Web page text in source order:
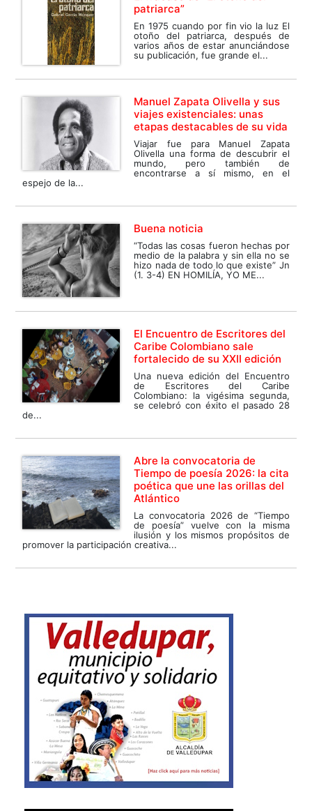
patriarca”
En 1975 cuando por fin vio la luz El
otoño del patriarca, después de
varios años de estar anunciándose
su publicación, fue grande el...
Manuel Zapata Olivella y sus
viajes existenciales: unas
etapas destacables de su vida
Viajar fue para Manuel Zapata
Olivella una forma de descubrir el
mundo, pero también de
encontrarse a sí mismo, en el
espejo de la...
Buena noticia
“Todas las cosas fueron hechas por
medio de la palabra y sin ella no se
hizo nada de todo lo que existe” Jn
(1. 3-4) EN HOMILÍA, YO ME...
El Encuentro de Escritores del
Caribe Colombiano sale
fortalecido de su XXII edición
Una nueva edición del Encuentro
de Escritores del Caribe
Colombiano: la vigésima segunda,
se celebró con éxito el pasado 28
de...
Abre la convocatoria de
Tiempo de poesía 2026: la cita
poética que une las orillas del
Atlántico
La convocatoria 2026 de “Tiempo
de poesía” vuelve con la misma
ilusión y los mismos propósitos de
promover la participación creativa...